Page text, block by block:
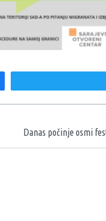
Danas počinje osmi